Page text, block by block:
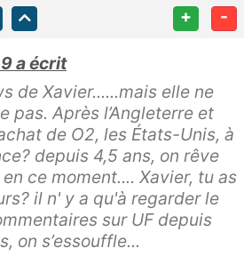
+ -
a écrit
de Xavier......mais elle ne
pas. Après l’Angleterre et
de O2, les États-Unis, à
depuis 4,5 ans, on rêve
ce moment.... Xavier, tu as
il n' y a qu'à regarder le
sur UF depuis
on s’essouffle...